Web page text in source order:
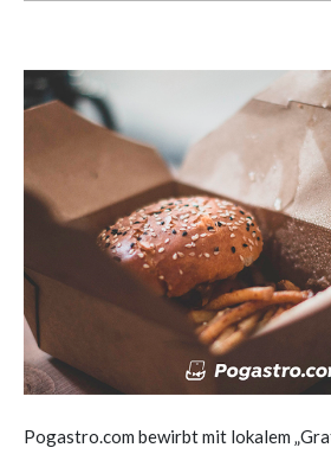
Pogastro.com bewirbt mit lokalem